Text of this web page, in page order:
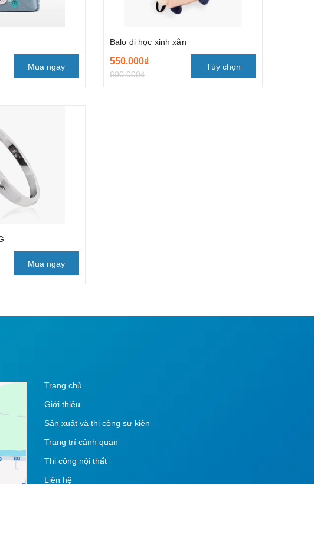
Mua ngay
Balo đi học xinh xắn
550.000₫
600.000₫
Tùy chọn
Mua ngay
Trang chủ
Giới thiệu
Sản xuất và thi công sự kiện
Trang trí cảnh quan
Thi công nội thất
Liên hệ